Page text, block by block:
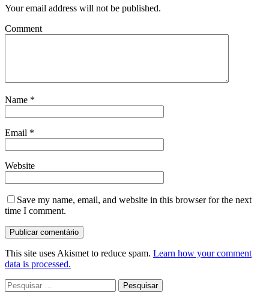
Your email address will not be published.
Comment
Name *
Email *
Website
Save my name, email, and website in this browser for the next
time I comment.
This site uses Akismet to reduce spam. Learn how your comment
data is processed.
Pesquisar
por: